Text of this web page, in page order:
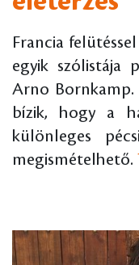
Francia
egyik szólistája
Arno Bornkamp.
bízik, hogy a
különleges
megismételhető.